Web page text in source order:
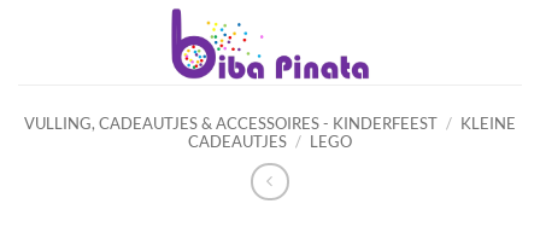
VULLING, CADEAUTJES & ACCESSOIRES - KINDERFEEST / KLEINE
CADEAUTJES / LEGO